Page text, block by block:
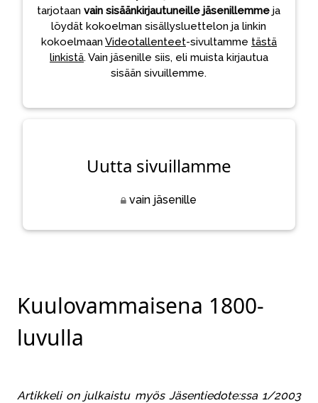
tarjotaanvain sisäänkirjautuneille jäsenillemme ja
löydät kokoelman sisällysluettelon ja linkin
kokoelmaan Videotallenteet-sivultamme tästä
linkistä. Vain jäsenille siis, eli muista kirjautua
sisään sivuillemme.
Uutta sivuillamme
vain jäsenille
Kuulovammaisena 1800-
luvulla
Artikkeli on julkaistu myös Jäsentiedote:ssa 1/2003